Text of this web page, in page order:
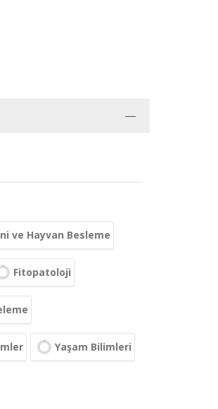
ve Hayvan Besleme
Fitopatoloji
Yaşam Bilimleri